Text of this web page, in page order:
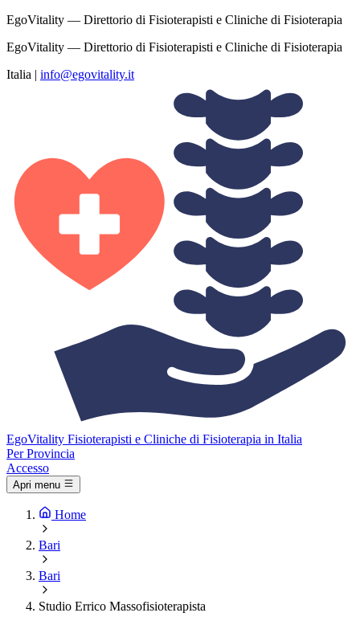
EgoVitality — Direttorio di Fisioterapisti e Cliniche di Fisioterapia
EgoVitality — Direttorio di Fisioterapisti e Cliniche di Fisioterapia
Italia | info@egovitality.it
EgoVitality Fisioterapisti e Cliniche di Fisioterapia in Italia
Per Provincia
Accesso
Apri menu
Home
Bari
Bari
Studio Errico Massofisioterapista